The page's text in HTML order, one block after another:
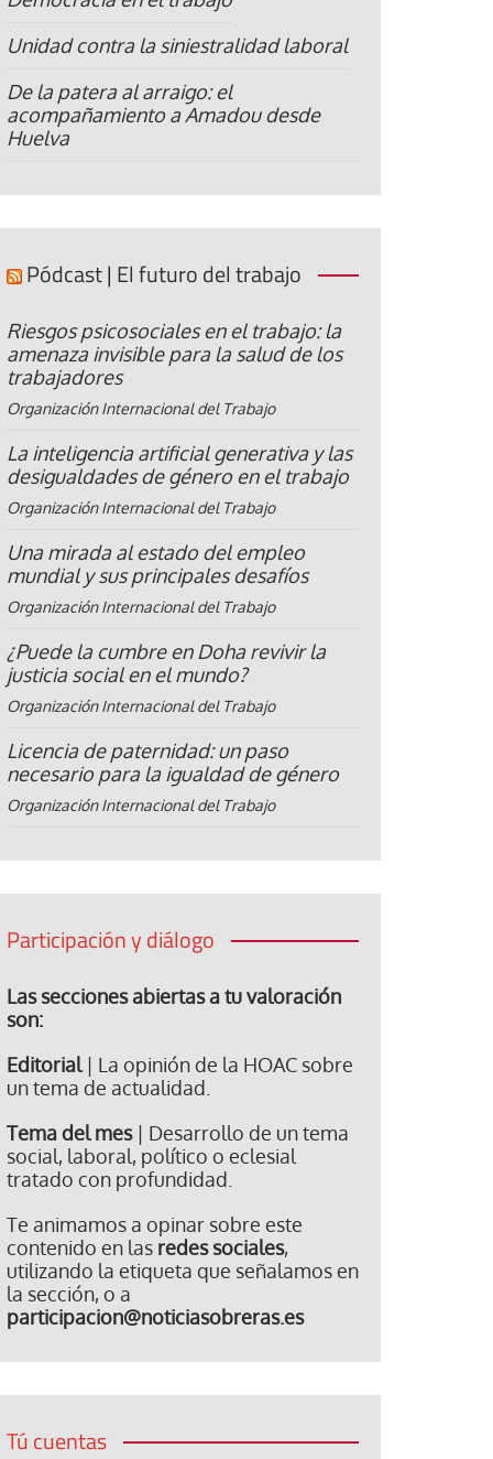
Unidad contra la siniestralidad laboral
De la patera al arraigo: el
acompañamiento a Amadou desde
Huelva
Pódcast | El futuro del trabajo
Riesgos psicosociales en el trabajo: la
amenaza invisible para la salud de los
trabajadores
Organización Internacional del Trabajo
La inteligencia artificial generativa y las
desigualdades de género en el trabajo
Organización Internacional del Trabajo
Una mirada al estado del empleo
mundial y sus principales desafíos
Organización Internacional del Trabajo
¿Puede la cumbre en Doha revivir la
justicia social en el mundo?
Organización Internacional del Trabajo
Licencia de paternidad: un paso
necesario para la igualdad de género
Organización Internacional del Trabajo
Participación y diálogo
Las secciones abiertas a tu valoración
son:
Editorial| La opinión de la HOAC sobre
un tema de actualidad.
Tema del mes| Desarrollo de un tema
social, laboral, político o eclesial
tratado con profundidad.
Te animamos a opinar sobre este
contenido en las redes sociales,
utilizando la etiqueta que señalamos en
la sección, o a
participacion@noticiasobreras.es
Tú cuentas